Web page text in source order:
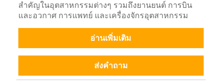
สำคัญในอุตสาหกรรมต่างๆ รวมถึงยานยนต์ การบิน
และอวกาศ การแพทย์ และเครื่องจักรอุตสาหกรรม
อ่านเพิ่มเติม
ส่งคำถาม